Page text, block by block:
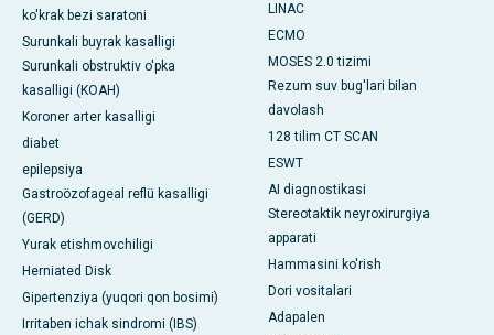
ko'krak bezi saratoni
Surunkali buyrak kasalligi
Surunkali obstruktiv o'pka
kasalligi (KOAH)
Koroner arter kasalligi
diabet
epilepsiya
Gastroözofageal reflü kasalligi
(GERD)
Yurak etishmovchiligi
Herniated Disk
Gipertenziya (yuqori qon bosimi)
Irritaben ichak sindromi (IBS)
LINAC
ECMO
MOSES 2.0 tizimi
Rezum suv bug'lari bilan
davolash
128 tilim CT SCAN
ESWT
AI diagnostikasi
Stereotaktik neyroxirurgiya
apparati
Hammasini ko'rish
Dori vositalari
Adapalen